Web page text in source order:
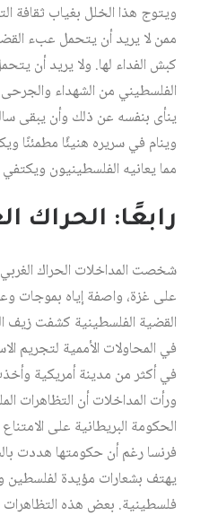
ويتوج هذا الخلل بغياب ثقافة
ممن لا يريد أن يتحمل عبء
كبش الفداء لها. ولا يريد أن
الفلسطيني من الشهداء
ينأى بنفسه عن ذلك وأن يبقى
وينام في سريره هنيئًا مطمئنًا
مما يعانيه الفلسطينيون
رابعًا: الحراك
شخصت المداخلات الحراك
على غزة، واصفة إياه بموجات
القضية الفلسطينية كشفت زيف
في المحاولات الأممية لتجريم
في أكثر من مدينة أمريكية
ورأت المداخلات أن التظاهرات
الحكومة البريطانية على
فرنسا رغم أن حكومتها هددت
يهتف بشعارات مؤيدة لفلسطين
فلسطينية. بعض هذه التظاهرات